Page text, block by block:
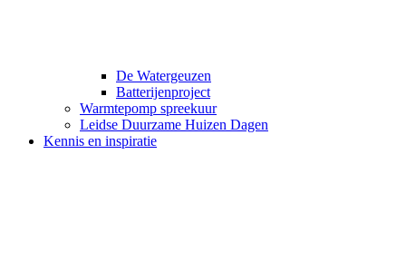
De Watergeuzen
Batterijenproject
Warmtepomp spreekuur
Leidse Duurzame Huizen Dagen
Kennis en inspiratie